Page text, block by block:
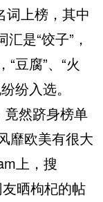
上榜，其中
是“饺子”，
豆腐”、“火
纷入选。
然跻身榜单
靡欧美有很大
上，搜
晒枸杞的帖